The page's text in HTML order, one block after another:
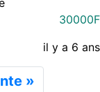
30000F
il y a 6 ans
»